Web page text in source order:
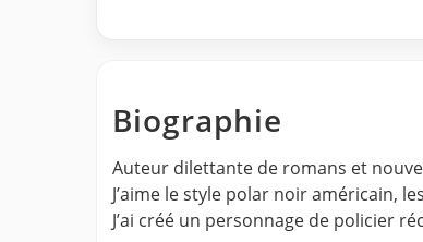
Biographie
Auteur dilettante de romans et
J’aime le style polar noir américain,
J’ai créé un personnage de policier